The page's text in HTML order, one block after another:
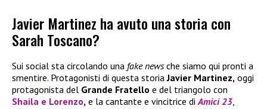
Javier Martinez ha avuto una storia con
Sarah Toscano?
Sui social sta circolando una fake newsche siamo qui pronti a
smentire. Protagonisti di questa storiaJavier Martinez, oggi
protagonista del Grande Fratello e del triangolo con
Shaila e Lorenzo, e la cantante e vincitrice di Amici 23